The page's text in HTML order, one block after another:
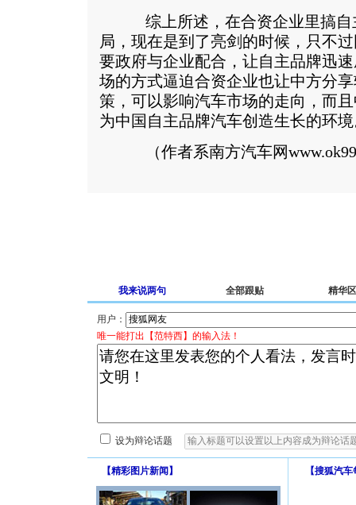
综上所述，在合资企业里搞自
局，现在是到了亮剑的时候，只不
要政府与企业配合，让自主品牌迅
场的方式逼迫合资企业也让中方分
策，可以影响汽车市场的走向，而
为中国自主品牌汽车创造生长的环
（作者系南方汽车网
我来说两句 全部跟贴 精华区
用户：
唯一能打出【范特西】的输入法！
设为辩论话题
【精彩图片新闻 】 【搜狐汽车